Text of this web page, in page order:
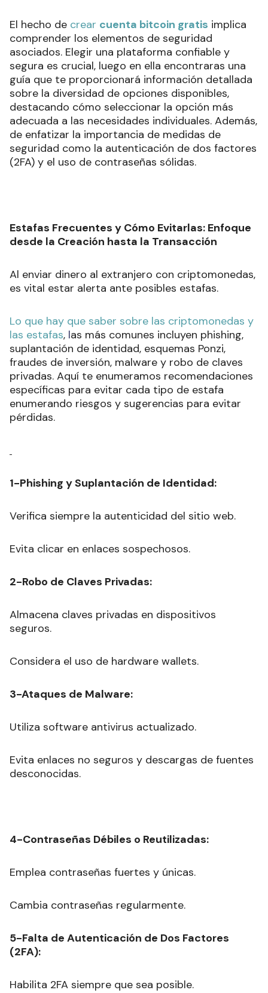
El hecho de crear cuenta bitcoin gratis implica
comprender los elementos de seguridad
asociados. Elegir una plataforma confiable y
segura es crucial, luego en ella encontraras una
guía que te proporcionará información detallada
sobre la diversidad de opciones disponibles,
destacando cómo seleccionar la opción más
adecuada a las necesidades individuales. Además,
de enfatizar la importancia de medidas de
seguridad como la autenticación de dos factores
(2FA) y el uso de contraseñas sólidas.
Estafas Frecuentes y Cómo Evitarlas: Enfoque
desde la Creación hasta la Transacción
Al enviar dinero al extranjero con criptomonedas,
es vital estar alerta ante posibles estafas.
Lo que hay que saber sobre las criptomonedas y
las estafas, las más comunes incluyen phishing,
suplantación de identidad, esquemas Ponzi,
fraudes de inversión, malware y robo de claves
privadas. Aquí te enumeramos recomendaciones
específicas para evitar cada tipo de estafa
enumerando riesgos y sugerencias para evitar
pérdidas.
1-Phishing y Suplantación de Identidad:
Verifica siempre la autenticidad del sitio web.
Evita clicar en enlaces sospechosos.
2-Robo de Claves Privadas:
Almacena claves privadas en dispositivos
seguros.
Considera el uso de hardware wallets.
3-Ataques de Malware:
Utiliza software antivirus actualizado.
Evita enlaces no seguros y descargas de fuentes
desconocidas.
4-Contraseñas Débiles o Reutilizadas:
Emplea contraseñas fuertes y únicas.
Cambia contraseñas regularmente.
5-Falta de Autenticación de Dos Factores
(2FA):
Habilita 2FA siempre que sea posible.